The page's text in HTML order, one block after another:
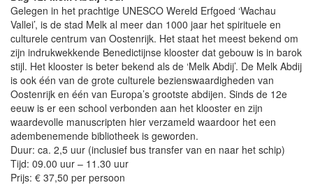
Gelegen in het prachtige UNESCO Wereld Erfgoed ‘Wachau
Vallei’, is de stad Melk al meer dan 1000 jaar het spirituele en
culturele centrum van Oostenrijk. Het staat het meest bekend om
zijn indrukwekkende Benedictijnse klooster dat gebouw is in barok
stijl. Het klooster is beter bekend als de ‘Melk Abdij’. De Melk Abdij
is ook één van de grote culturele bezienswaardigheden van
Oostenrijk en één van Europa’s grootste abdijen. Sinds de 12e
eeuw is er een school verbonden aan het klooster en zijn
waardevolle manuscripten hier verzameld waardoor het een
adembenemende bibliotheek is geworden.
Duur: ca. 2,5 uur (inclusief bus transfer van en naar het schip)
Tijd: 09.00 uur – 11.30 uur
Prijs: € 37,50 per persoon